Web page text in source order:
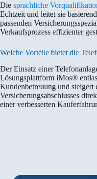
Die sprachliche
Echtzeit und leitet sie
passenden
Verkaufsprozess effizienter
Welche Vorteile bietet die
Der Einsatz einer
Lösungsplattform iMos®
Kundenbetreuung und steigert
Versicherungsabschlusses
einer verbesserten